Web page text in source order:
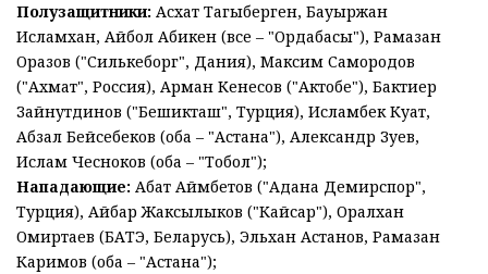
Полузащитники: Асхат Тагыберген, Бауыржан
Исламхан, Айбол Абикен (все – "Ордабасы"), Рамазан
Оразов ("Силькеборг", Дания), Максим Самородов
("Ахмат", Россия), Арман Кенесов ("Актобе"), Бактиер
Зайнутдинов ("Бешикташ", Турция), Исламбек Куат,
Абзал Бейсебеков (оба – "Астана"), Александр Зуев,
Ислам Чесноков (оба – "Тобол");
Нападающие: Абат Аймбетов ("Адана Демирспор",
Турция), Айбар Жаксылыков ("Кайсар"), Оралхан
Омиртаев (БАТЭ, Беларусь), Эльхан Астанов, Рамазан
Каримов (оба – "Астана");